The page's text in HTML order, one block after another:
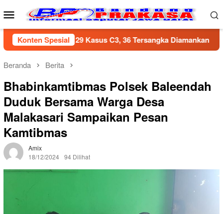
ke
Menu
Mobile
Konten Spesial
Ungkap 29 Kasus C3, 36 Tersangka Diamankan dalam
Beranda Berita
Bhabinkamtibmas Polsek Baleendah
Duduk Bersama Warga Desa
Malakasari Sampaikan Pesan
Kamtibmas
Amix
18/12/2024 94 Dilihat